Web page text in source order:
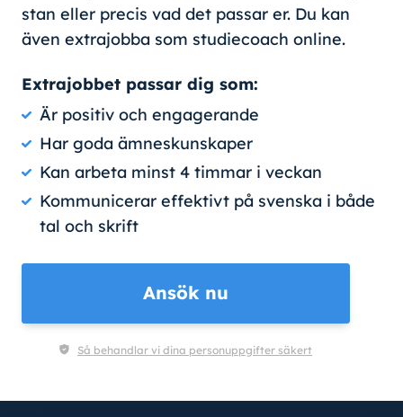
stan eller precis vad det passar er. Du kan
även extrajobba som studiecoach online.
Extrajobbet passar dig som:
Är positiv och engagerande
Har goda ämneskunskaper
Kan arbeta minst 4 timmar i veckan
Kommunicerar effektivt på svenska i både
tal och skrift
Ansök nu
Så behandlar vi dina personuppgifter säkert